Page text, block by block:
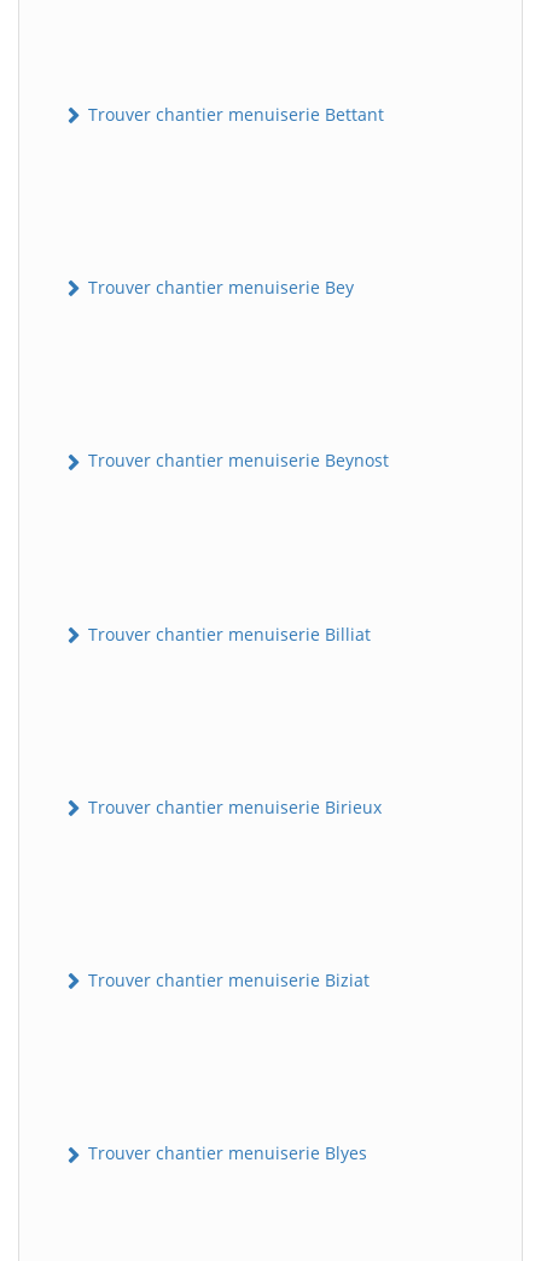
Trouver chantier menuiserie Bettant
Trouver chantier menuiserie Bey
Trouver chantier menuiserie Beynost
Trouver chantier menuiserie Billiat
Trouver chantier menuiserie Birieux
Trouver chantier menuiserie Biziat
Trouver chantier menuiserie Blyes